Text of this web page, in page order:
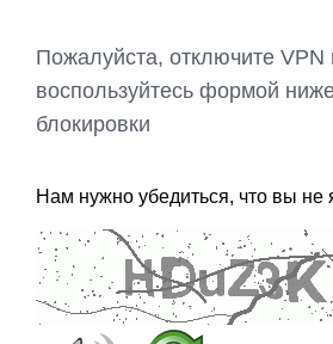
Пожалуйста, отключите VPN
воспользуйтесь формой
блокировки
Нам нужно убедиться, что вы не